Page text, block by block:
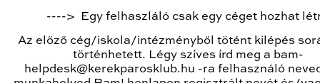
----> Egy felhaszláló csak egy céget hozhat
Az előző cég/iskola/intézményből tötént kilépés
történhetett. Légy szíves írd meg a bam-
helpdesk@kerekparosklub.hu -ra felhasználó